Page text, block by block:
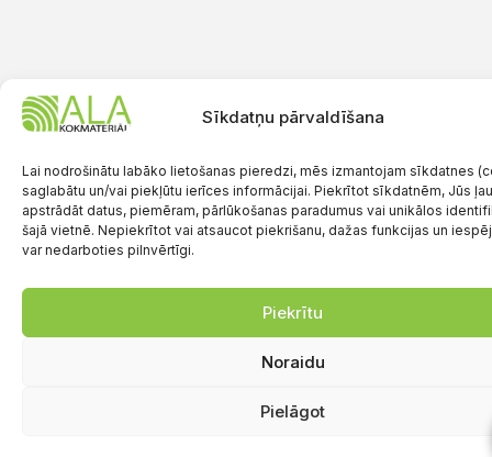
Sīkdatņu pārvaldīšana
Lai nodrošinātu labāko lietošanas pieredzi, mēs izmantojam sīkdatnes
saglabātu un/vai piekļūtu ierīces informācijai. Piekrītot sīkdatnēm, Jūs
apstrādāt datus, piemēram, pārlūkošanas paradumus vai unikālos
šajā vietnē. Nepiekrītot vai atsaucot piekrišanu, dažas funkcijas un
var nedarboties pilnvērtīgi.
Piekrītu
Noraidu
Pielāgot